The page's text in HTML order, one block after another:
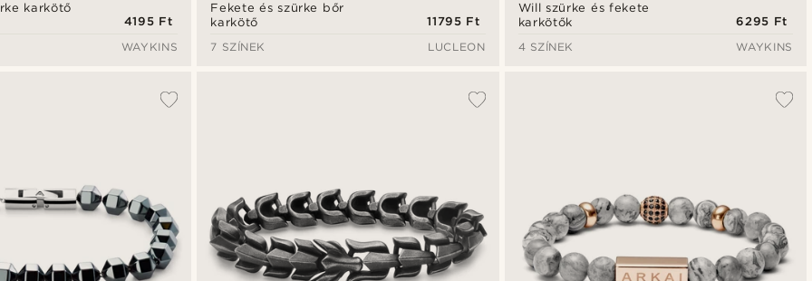
karkötő
4195 Ft
WAYKINS
Fekete és szürke bőr
karkötő
11795 Ft
7 SZÍNEK
LUCLEON
Will szürke és fekete
karkötők
6295 Ft
4 SZÍNEK
WAYKINS